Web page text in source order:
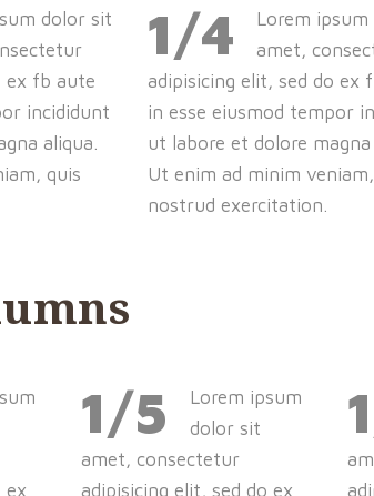
dolor sit
ex fb aute
incididunt
aliqua.
quis
1/4
Lorem
amet,
adipisicing elit, sed do ex
in esse eiusmod tempor
ut labore et dolore magna
Ut enim ad minim
nostrud exercitation.
ex
1/5
Lorem ipsum
dolor sit
amet, consectetur
adipisicing elit, sed do ex